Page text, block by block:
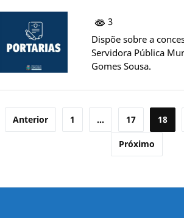
3
Dispõe sobre a
Servidora Pública
Gomes Sousa.
Paginação
Anterior 1 … 17 18
Próximo